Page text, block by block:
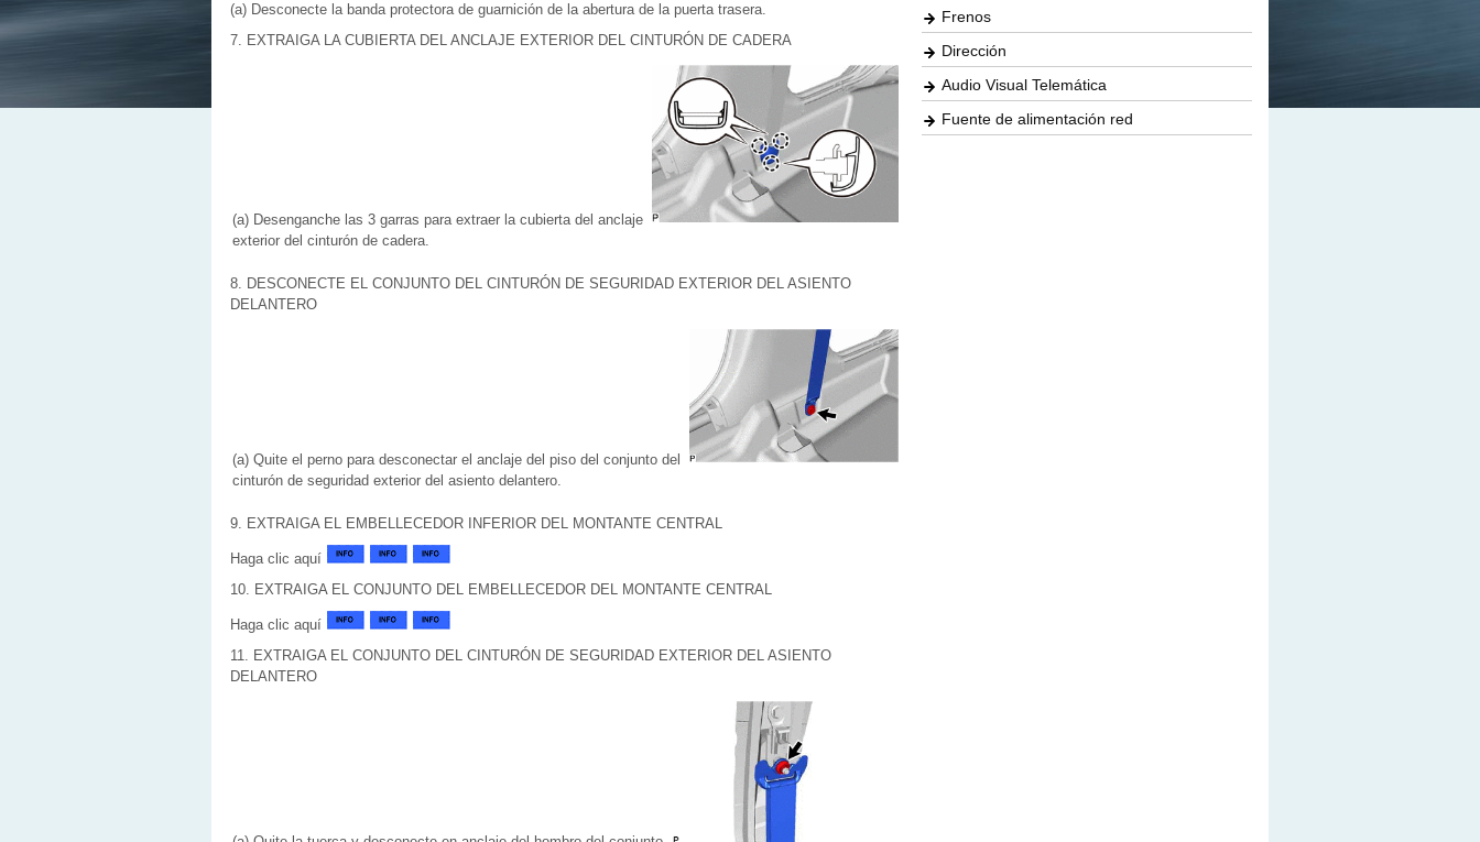
(a) Desconecte la banda protectora de guarnición de la abertura de la puerta trasera.
7. EXTRAIGA LA CUBIERTA DEL ANCLAJE EXTERIOR DEL CINTURÓN DE CADERA
(a) Desenganche las 3 garras para extraer la cubierta del anclaje
exterior del cinturón de cadera.
8. DESCONECTE EL CONJUNTO DEL CINTURÓN DE SEGURIDAD EXTERIOR DEL ASIENTO
DELANTERO
(a) Quite el perno para desconectar el anclaje del piso del conjunto del
cinturón de seguridad exterior del asiento delantero.
9. EXTRAIGA EL EMBELLECEDOR INFERIOR DEL MONTANTE CENTRAL
Haga clic aquí
10. EXTRAIGA EL CONJUNTO DEL EMBELLECEDOR DEL MONTANTE CENTRAL
Haga clic aquí
11. EXTRAIGA EL CONJUNTO DEL CINTURÓN DE SEGURIDAD EXTERIOR DEL ASIENTO
DELANTERO
Frenos
Dirección
Audio Visual Telemática
Fuente de alimentación red